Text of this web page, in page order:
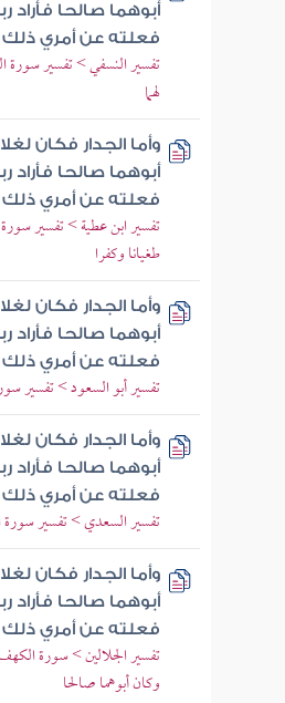
أبوهما صالحا
فعلته عن أمري ذلك
تفسير النسفي > تفسير سورة
لهما
وأما الجدار فكان
أبوهما صالحا
فعلته عن أمري ذلك
تفسير ابن عطية > تفسير
طغيانا وكفرا
وأما الجدار فكان
أبوهما صالحا
فعلته عن أمري ذلك
تفسير أبو السعود > تفسير
وأما الجدار فكان
أبوهما صالحا
فعلته عن أمري ذلك
تفسير السعدي > تفسير سورة
وأما الجدار فكان
أبوهما صالحا
فعلته عن أمري ذلك
تفسير الجلالين > سورة الكهف
وكان أبوهما صالحا